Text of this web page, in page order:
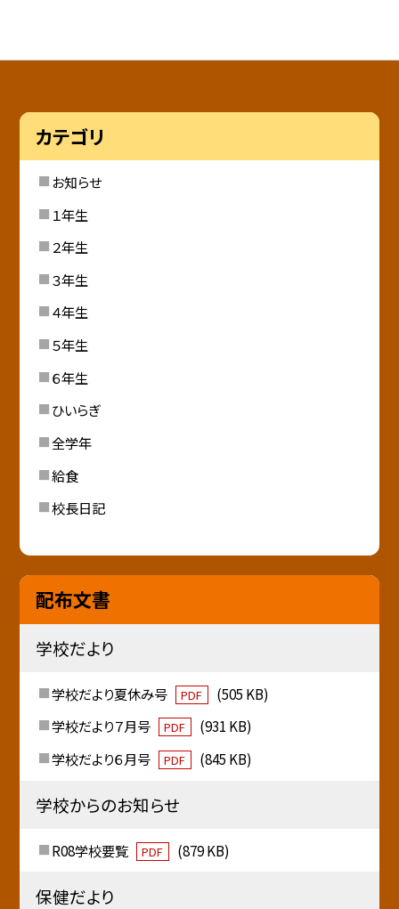
カテゴリ
お知らせ
１年生
２年生
３年生
４年生
５年生
６年生
ひいらぎ
全学年
給食
校長日記
配布文書
学校だより
学校だより夏休み号 PDF
(505 KB)
学校だより７月号
PDF
(931 KB)
学校だより６月号
PDF (845 KB)
学校からのお知らせ
R08学校要覧 PDF (879 KB)
保健だより